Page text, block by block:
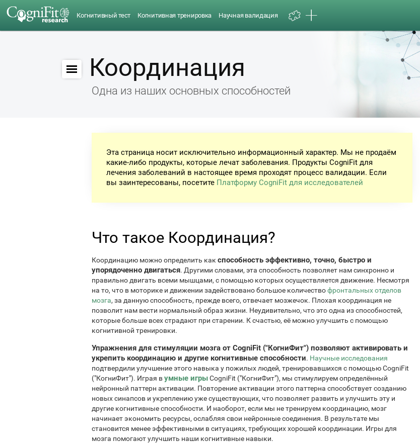
Когнитивный тест Когнитивная тренировка Научная валидация
Координация
Одна из наших основных способностей
Эта страница носит исключительно информационный характер. Мы не продаём
какие-либо продукты, которые лечат заболевания. Продукты CogniFit для
лечения заболеваний в настоящее время проходят процесс валидации. Если
вы заинтересованы, посетите Платформу CogniFit для исследователей
Что такое Координация?
Координацию можно определить как способность эффективно, точно, быстро и
упорядоченно двигаться. Другими словами, эта способность позволяет нам синхронно и
правильно двигать всеми мышцами, с помощью которых осуществляется движение. Несмотря
на то, что в моторике и движении задействовано большое количествофронтальных отделов
мозга, за данную способность, прежде всего, отвечает мозжечок. Плохая координация не
позволит нам вести нормальный образ жизни. Неудивительно, что это одна из способностей,
которые больше всех страдают при старении. К счастью, её можно улучшить с помощью
когнитивной тренировки.
Упражнения для стимуляции мозга от CogniFit ("КогниФит") позволяют активировать и
укрепить координацию и другие когнитивные способности. Научные исследования
подтвердили улучшение этого навыка у пожилых людей, тренировавшихся с помощью CogniFit
("КогниФит"). Играя вумные игрыCogniFit ("КогниФит"), мы стимулируем определённый
нейронный паттерн активации. Повторение активации этого паттерна способствует созданию
новых синапсов и укреплению уже существующих, что позволяет развить и улучшить эту и
другие когнитивные способности. И наоборот, если мы не тренируем координацию, мозг
начинает экономить ресурсы, ослабляя свои нейронные соединения. В результате мы
становится менее эффективными в ситуациях, требующих хорошей координации. Игры для
мозга помогают улучшить наши когнитивные навыки.